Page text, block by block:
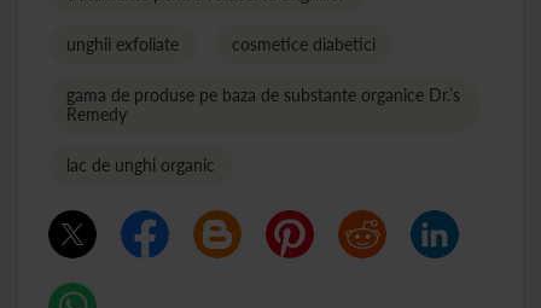
unghii exfoliate cosmetice diabetici
gama de produse pe baza de substante organice Dr.’s
Remedy
lac de unghi organic